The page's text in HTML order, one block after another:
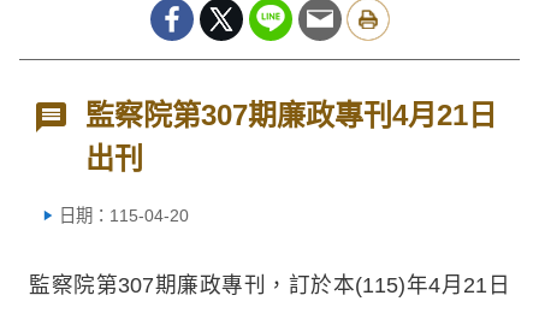
監察院第307期廉政專刊4月21日
出刊
日期：115-04-20
監察院第307期廉政專刊，訂於本(115)年4月21日